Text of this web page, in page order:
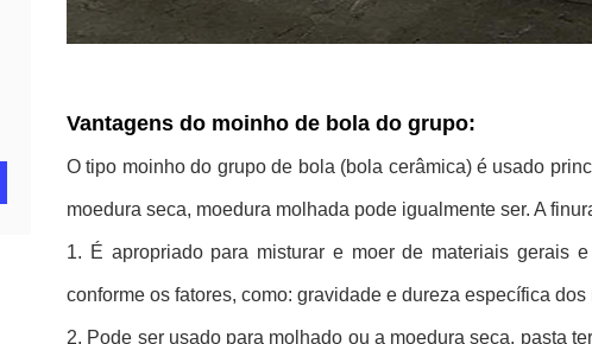
Vantagens do moinho de bola do grupo:
O tipo moinho do grupo de bola (bola cerâmica) é usado
moedura seca, moedura molhada pode igualmente ser. A
1. É apropriado para misturar e moer de materiais gerais
conforme os fatores, como: gravidade e dureza específica
2. Pode ser usado para molhado ou a moedura seca, pasta